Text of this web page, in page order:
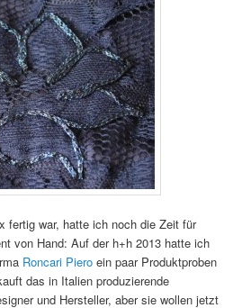
fertig war, hatte ich noch die Zeit für
von Hand: Auf der h+h 2013 hatte ich
Roncari Piero ein paar Produktproben
das in Italien produzierende
und Hersteller, aber sie wollen jetzt